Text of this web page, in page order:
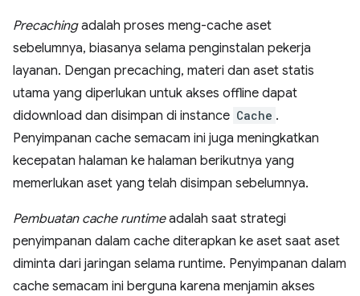
Precachingadalah proses meng-cache aset
sebelumnya, biasanya selama penginstalan pekerja
layanan. Dengan precaching, materi dan aset statis
utama yang diperlukan untuk akses offline dapat
didownload dan disimpan di instance Cache .
Penyimpanan cache semacam ini juga meningkatkan
kecepatan halaman ke halaman berikutnya yang
memerlukan aset yang telah disimpan sebelumnya.
Pembuatan cache runtimeadalah saat strategi
penyimpanan dalam cache diterapkan ke aset saat aset
diminta dari jaringan selama runtime. Penyimpanan dalam
cache semacam ini berguna karena menjamin akses